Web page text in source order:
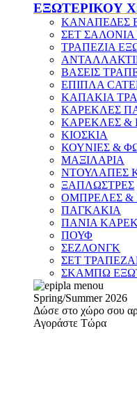
ΕΞΩΤΕΡΙΚΟΥ
ΚΑΝΑΠΕΔΕΣ
ΣΕΤ
ΤΡΑΠΕΖΙΑ
ΒΑΣΕΙΣ
ΕΠΙΠΛΑ
ΚΑΠΑΚΙΑ
ΚΑΡΕΚΛΕΣ
ΚΑΡΕΚΛΕΣ
ΚΙΟΣΚΙΑ
ΚΟΥΝΙΕΣ &
ΜΑΞΙΛΑΡΙΑ
ΝΤΟΥΛΑΠΕΣ
ΞΑΠΛΩΣΤΡΕΣ
ΟΜΠΡΕΛΕΣ &
ΠΑΓΚΑΚΙΑ
ΠΑΝΙΑ
ΠΟΥΦ
ΣΕΖΛΟΝΓΚ
ΣΕΤ
ΣΚΑΜΠΩ
Spring/Summer 2026
Δώσε στο χώρο σου
Αγοράστε Τώρα